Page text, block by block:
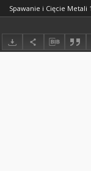
Spawanie i Cięcie Metali